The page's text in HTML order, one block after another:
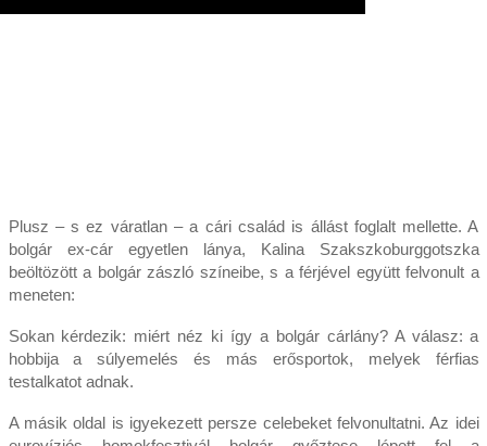
Plusz – s ez váratlan – a cári család is állást foglalt mellette. A
bolgár ex-cár egyetlen lánya, Kalina Szakszkoburggotszka
beöltözött a bolgár zászló színeibe, s a férjével együtt felvonult a
meneten:
Sokan kérdezik: miért néz ki így a bolgár cárlány? A válasz: a
hobbija a súlyemelés és más erősportok, melyek férfias
testalkatot adnak.
A másik oldal is igyekezett persze celebeket felvonultatni. Az idei